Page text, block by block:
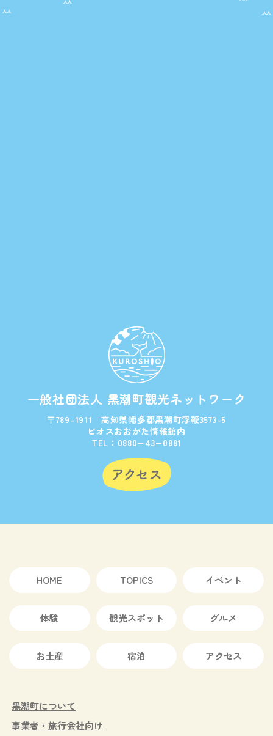
一般社団法人 黒潮町観光ネットワーク
〒789-1911 高知県幡多郡黒潮町浮鞭3573-5
ビオスおおがた情報館内
TEL：0880−43−0881
HOME TOPICS イベント
体験 観光スポット グルメ
お土産 宿泊 アクセス
黒潮町について
事業者・旅行会社向け